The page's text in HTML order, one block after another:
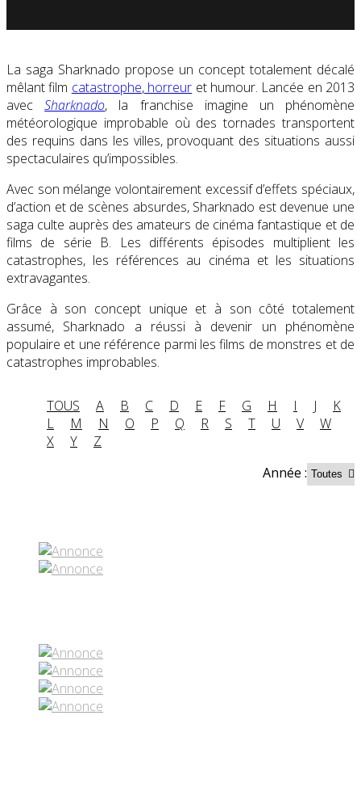
La saga Sharknado propose un concept totalement décalé
mêlant film catastrophe,horreur et humour. Lancée en 2013
avecSharknado, la franchise imagine un phénomène
météorologique improbable où des tornades transportent
des requins dans les villes, provoquant des situations aussi
spectaculaires qu’impossibles.
Avec son mélange volontairement excessif d’effets spéciaux,
d’action et de scènes absurdes, Sharknado est devenue une
saga culte auprès des amateurs de cinéma fantastique et de
films de série B. Les différents épisodes multiplient les
catastrophes, les références au cinéma et les situations
extravagantes.
Grâce à son concept unique et à son côté totalement
assumé, Sharknado a réussi à devenir un phénomène
populaire et une référence parmi les films de monstres et de
catastrophes improbables.
TOUS A B C D E F G H I J
K
L
M N O P Q R S T U V
W
X
Y
Z
Année :